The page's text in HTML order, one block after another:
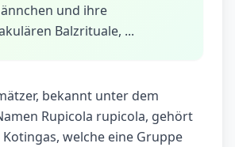
und ihre
Balzrituale, ...
bekannt unter dem
Rupicola rupicola, gehört
welche eine Gruppe